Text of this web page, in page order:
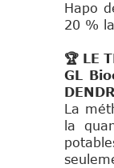
Hapo
20 %
🏆 LE
GL
La
la